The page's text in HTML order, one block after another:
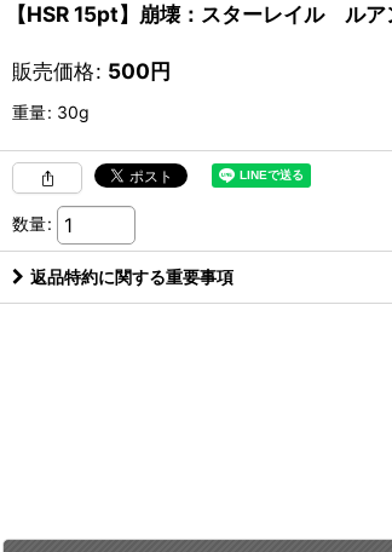
【HSR 15pt】崩壊：スターレイル ル
販売価格: 500円
重量: 30g
数量:
返品特約に関する重要事項